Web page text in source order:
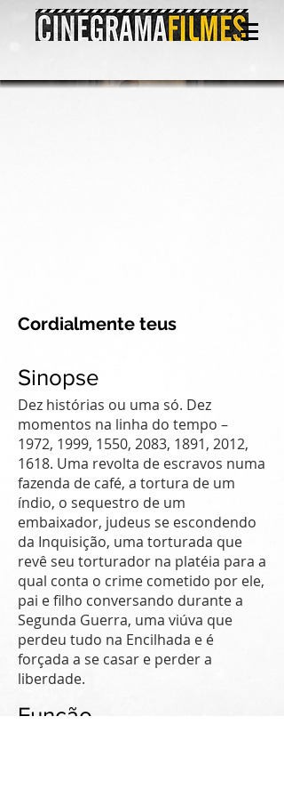
Cordialmente teus
Sinopse
Dez histórias ou uma só. Dez
momentos na linha do tempo –
1972, 1999, 1550, 2083, 1891, 2012,
1618. Uma revolta de escravos numa
fazenda de café, a tortura de um
índio, o sequestro de um
embaixador, judeus se escondendo
da Inquisição, uma torturada que
revê seu torturador na platéia para a
qual conta o crime cometido por ele,
pai e filho conversando durante a
Segunda Guerra, uma viúva que
perdeu tudo na Encilhada e é
forçada a se casar e perder a
liberdade.
Função